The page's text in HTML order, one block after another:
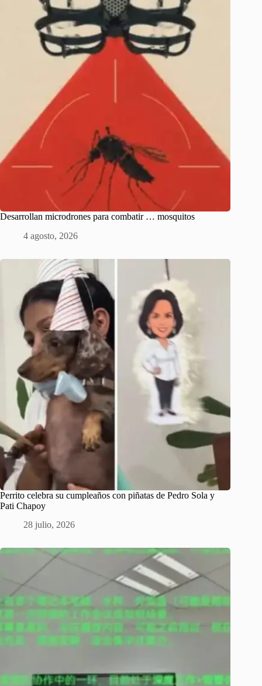
Desarrollan microdrones para combatir … mosquitos
4 agosto, 2026
Perrito celebra su cumpleaños con piñatas de Pedro Sola y
Pati Chapoy
28 julio, 2026